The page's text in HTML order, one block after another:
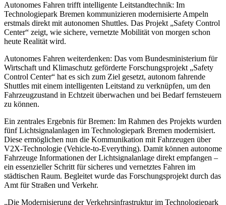
Autonomes Fahren trifft intelligente Leitstandtechnik: Im
Technologiepark Bremen kommunizieren modernisierte Ampeln
erstmals direkt mit autonomen Shuttles. Das Projekt „Safety Control
Center“ zeigt, wie sichere, vernetzte Mobilität von morgen schon
heute Realität wird.
Autonomes Fahren weiterdenken: Das vom Bundesministerium für
Wirtschaft und Klimaschutz geförderte Forschungsprojekt „Safety
Control Center“ hat es sich zum Ziel gesetzt, autonom fahrende
Shuttles mit einem intelligenten Leitstand zu verknüpfen, um den
Fahrzeugzustand in Echtzeit überwachen und bei Bedarf fernsteuern
zu können.
Ein zentrales Ergebnis für Bremen: Im Rahmen des Projekts wurden
fünf Lichtsignalanlagen im Technologiepark Bremen modernisiert.
Diese ermöglichen nun die Kommunikation mit Fahrzeugen über
V2X-Technologie (Vehicle-to-Everything). Damit können autonome
Fahrzeuge Informationen der Lichtsignalanlage direkt empfangen –
ein essenzieller Schritt für sicheres und vernetztes Fahren im
städtischen Raum. Begleitet wurde das Forschungsprojekt durch das
Amt für Straßen und Verkehr.
„Die Modernisierung der Verkehrsinfrastruktur im Technologiepark